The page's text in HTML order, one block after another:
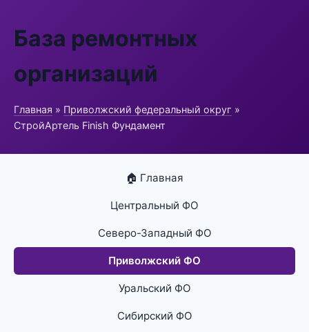
База ремонтных
организаций
Главная » Приволжский федеральный округ »
СтройАртель Finish Фундамент
🏠 Главная
Центральный ФО
Северо-Западный ФО
Приволжский ФО
Уральский ФО
Сибирский ФО